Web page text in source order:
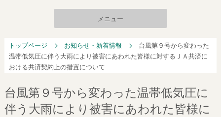
メニュー
トップページ お知らせ・新着情報
台風第９号から変わった
温帯低気圧に伴う大雨により被害にあわれた皆様に対するＪＡ共済に
おける共済契約上の措置について
台風第９号から変わった温帯低気圧に
伴う大雨により被害にあわれた皆様に